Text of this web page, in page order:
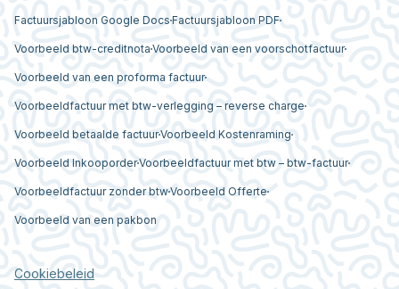
Factuursjabloon Google Docs Factuursjabloon PDF
Voorbeeld btw-creditnota Voorbeeld van een voorschotfactuur
Voorbeeld van een proforma factuur
Voorbeeldfactuur met btw-verlegging – reverse charge
Voorbeeld betaalde factuurVoorbeeld Kostenraming
Voorbeeld InkooporderVoorbeeldfactuur met btw – btw-factuur
Voorbeeldfactuur zonder btwVoorbeeld Offerte
Voorbeeld van een pakbon
Cookiebeleid